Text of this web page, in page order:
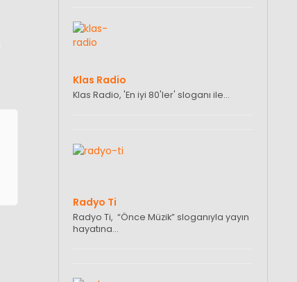
Klas Radio
Klas Radio, 'En iyi 80'ler' sloganı ile…
Radyo Ti
Radyo Ti, “Önce Müzik” sloganıyla yayın
hayatına…